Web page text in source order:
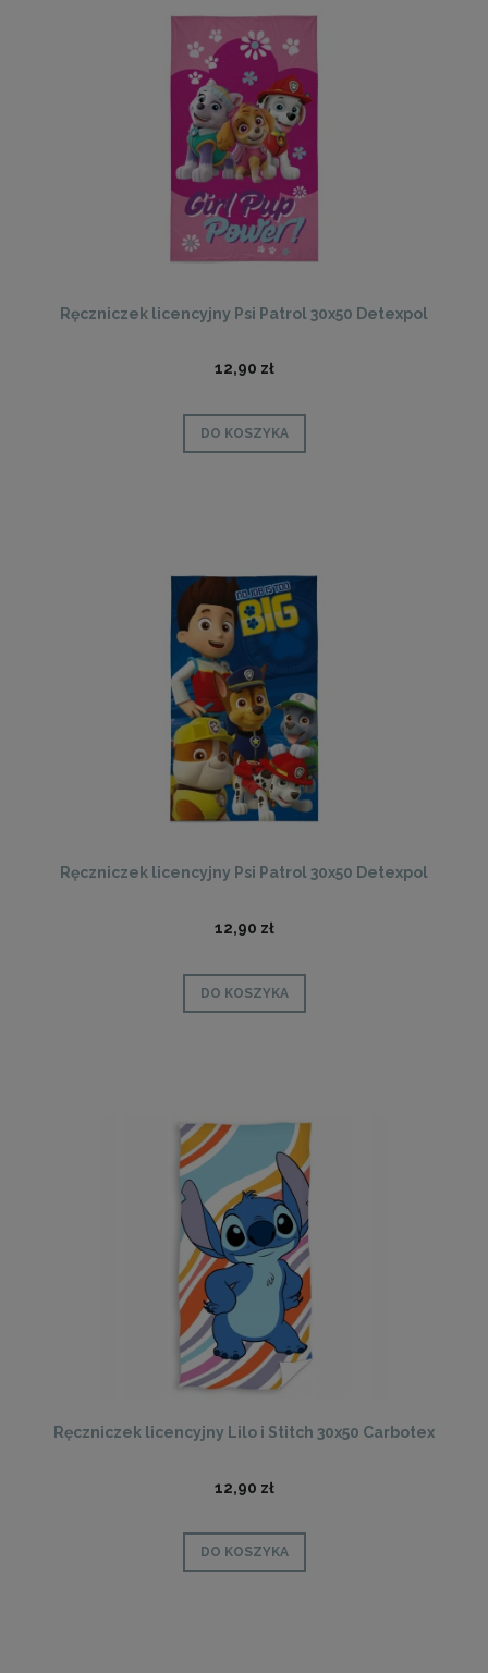
Ręczniczek licencyjny Psi Patrol 30x50 Detexpol
12,90 zł
DO KOSZYKA
Ręczniczek licencyjny Psi Patrol 30x50 Detexpol
12,90 zł
DO KOSZYKA
Ręczniczek licencyjny Lilo i Stitch 30x50 Carbotex
12,90 zł
DO KOSZYKA